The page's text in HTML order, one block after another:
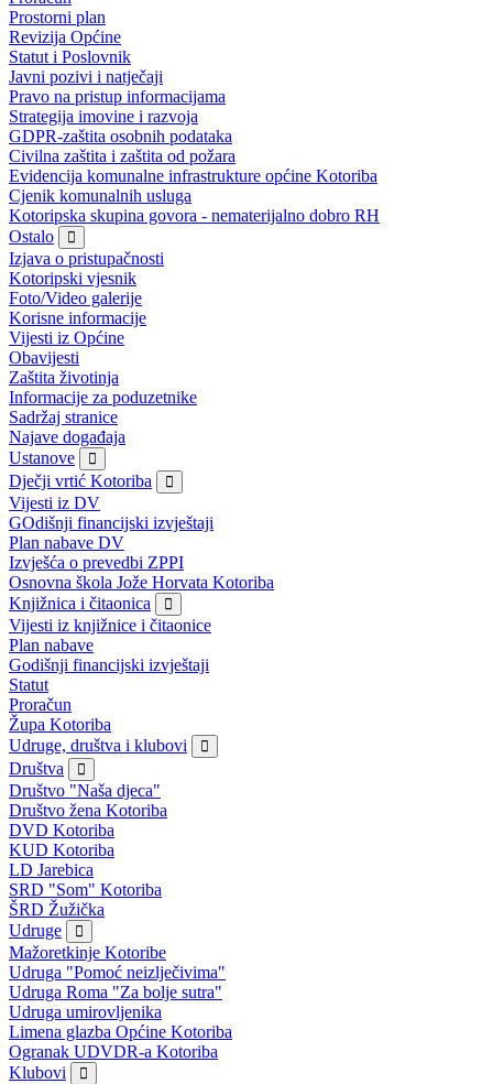
Prostorni plan
Revizija Općine
Statut i Poslovnik
Javni pozivi i natječaji
Pravo na pristup informacijama
Strategija imovine i razvoja
GDPR-zaštita osobnih podataka
Civilna zaštita i zaštita od požara
Evidencija komunalne infrastrukture općine Kotoriba
Cjenik komunalnih usluga
Kotoripska skupina govora - nematerijalno dobro RH
Ostalo
Izjava o pristupačnosti
Kotoripski vjesnik
Foto/Video galerije
Korisne informacije
Vijesti iz Općine
Obavijesti
Zaštita životinja
Informacije za poduzetnike
Sadržaj stranice
Najave događaja
Ustanove
Dječji vrtić Kotoriba
Vijesti iz DV
GOdišnji financijski izvještaji
Plan nabave DV
Izvješća o prevedbi ZPPI
Osnovna škola Jože Horvata Kotoriba
Knjižnica i čitaonica
Vijesti iz knjižnice i čitaonice
Plan nabave
Godišnji financijski izvještaji
Statut
Proračun
Župa Kotoriba
Udruge, društva i klubovi
Društva
Društvo "Naša djeca"
Društvo žena Kotoriba
DVD Kotoriba
KUD Kotoriba
LD Jarebica
SRD "Som" Kotoriba
ŠRD Žužička
Udruge
Mažoretkinje Kotoribe
Udruga "Pomoć neizlječivima"
Udruga Roma "Za bolje sutra"
Udruga umirovljenika
Limena glazba Općine Kotoriba
Ogranak UDVDR-a Kotoriba
Klubovi